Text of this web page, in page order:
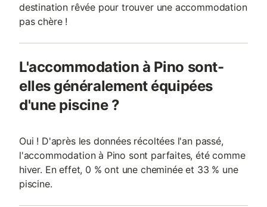
destination rêvée pour trouver une accommodation
pas chère !
L'accommodation à Pino sont-
elles généralement équipées
d'une piscine ?
Oui ! D'après les données récoltées l'an passé,
l'accommodation à Pino sont parfaites, été comme
hiver. En effet, 0 % ont une cheminée et 33 % une
piscine.